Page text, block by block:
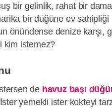
bir gelinlik, rahat bir
bir düğüne ev sahipliği
önündense denize karşı,
kim istemez?
de havuz başı
yemekli ister kokteyl